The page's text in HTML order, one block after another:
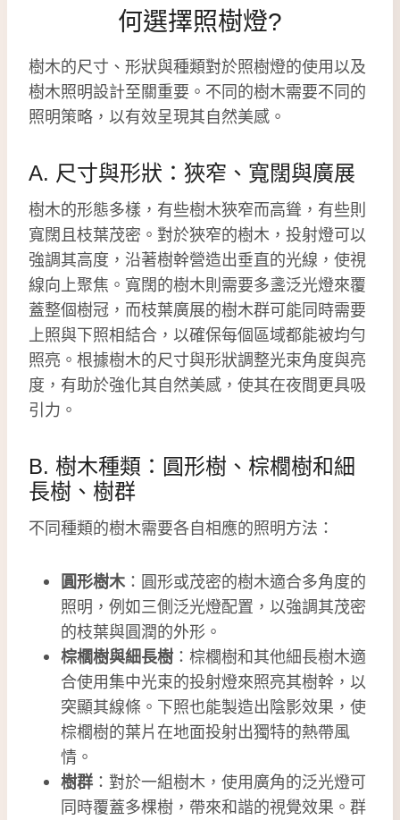
何選擇照樹燈?
樹木的尺寸、形狀與種類對於照樹燈的使用以及
樹木照明設計至關重要。不同的樹木需要不同的
照明策略，以有效呈現其自然美感。
A. 尺寸與形狀：狹窄、寬闊與廣展
樹木的形態多樣，有些樹木狹窄而高聳，有些則
寬闊且枝葉茂密。對於狹窄的樹木，投射燈可以
強調其高度，沿著樹幹營造出垂直的光線，使視
線向上聚焦。寬闊的樹木則需要多盞泛光燈來覆
蓋整個樹冠，而枝葉廣展的樹木群可能同時需要
上照與下照相結合，以確保每個區域都能被均勻
照亮。根據樹木的尺寸與形狀調整光束角度與亮
度，有助於強化其自然美感，使其在夜間更具吸
引力。
B. 樹木種類：圓形樹、棕櫚樹和細
長樹、樹群
不同種類的樹木需要各自相應的照明方法：
圓形樹木 ：圓形或茂密的樹木適合多角度的
照明，例如三側泛光燈配置，以強調其茂密
的枝葉與圓潤的外形。
棕櫚樹與細長樹 ：棕櫚樹和其他細長樹木適
合使用集中光束的投射燈來照亮其樹幹，以
突顯其線條。下照也能製造出陰影效果，使
棕櫚樹的葉片在地面投射出獨特的熱帶風
情。
樹群 ：對於一組樹木，使用廣角的泛光燈可
同時覆蓋多棵樹，帶來和諧的視覺效果。群